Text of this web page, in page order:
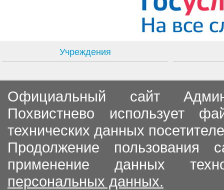
Учреждения
Официальный сайт
Похвистнево использует
технических данных
Продолжение пользования
применение данных
персональных данных.